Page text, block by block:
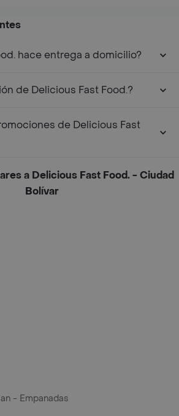
hace entrega a domicilio?
de Delicious Fast Food.?
de Delicious Fast
a Delicious Fast Food. - Ciudad
Bolívar
- Empanadas